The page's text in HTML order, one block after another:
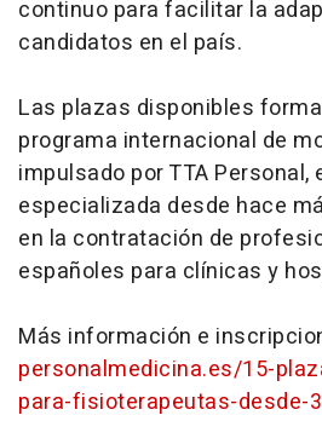
continuo para facilitar la
candidatos en el país.
Las plazas disponibles
programa internacional de
impulsado por TTA Personal,
especializada desde hace
en la contratación de
españoles para clínicas y
Más información e
personalmedicina.es/15-
para-fisioterapeutas-desde-